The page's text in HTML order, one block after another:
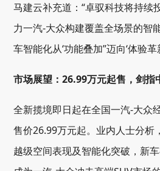
马建云补充道：“卓驭科技将持续
力一汽-大众构建覆盖全场景的智
车智能化从‘功能叠加”迈向‘体验革
市场展望：26.99万元起售，剑指
全新揽境即日起在全国一汽-大众
售价26.99万元起。业内人士分析
越级空间表现及智能化突破，新